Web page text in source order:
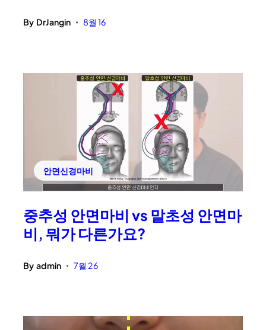
By DrJangin • 8월 16
안면신경마비
중추성 안면마비 vs 말초성 안면마
비, 뭐가 다른가요?
By admin • 7월 26